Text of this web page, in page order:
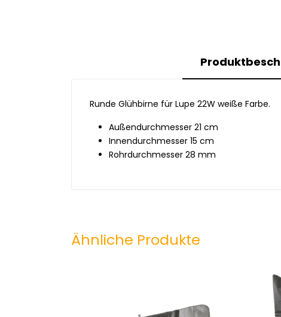
Runde Glühbirne für Lupe 22W weiße Farbe.
Außendurchmesser 21 cm
Innendurchmesser 15 cm
Rohrdurchmesser 28 mm
Ähnliche Produkte